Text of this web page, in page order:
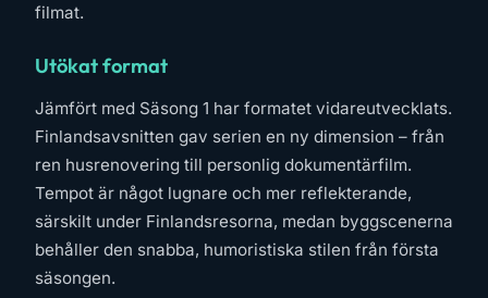
filmat.
Utökat format
Jämfört med Säsong 1 har formatet vidareutvecklats.
Finlandsavsnitten gav serien en ny dimension – från
ren husrenovering till personlig dokumentärfilm.
Tempot är något lugnare och mer reflekterande,
särskilt under Finlandsresorna, medan byggscenerna
behåller den snabba, humoristiska stilen från första
säsongen.